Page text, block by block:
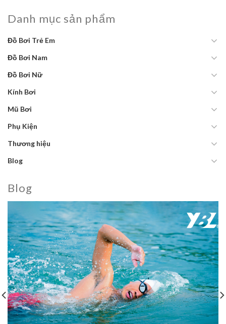
Danh mục sản phẩm
Đồ Bơi Trẻ Em
Đồ Bơi Nam
Đồ Bơi Nữ
Kính Bơi
Mũ Bơi
Phụ Kiện
Thương hiệu
Blog
Blog